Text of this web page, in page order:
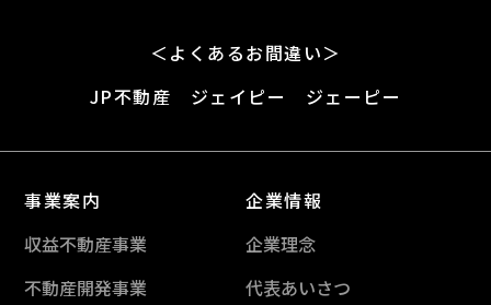
＜よくあるお間違い＞
JP不動産 ジェイピー ジェーピー
事業案内
収益不動産事業
不動産開発事業
企業情報
企業理念
代表あいさつ